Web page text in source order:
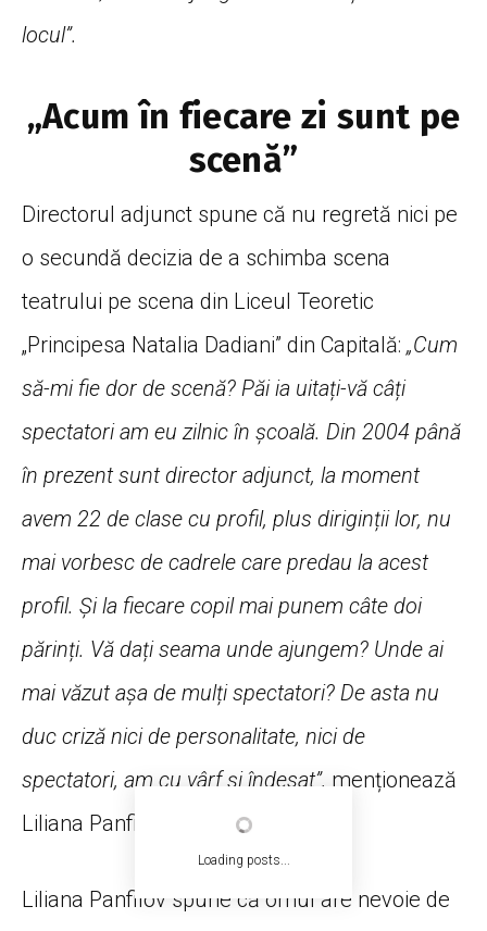
Loading posts...
locul”.
„Acum în fiecare zi sunt pe
scenă”
Directorul adjunct spune că nu regretă nici pe
o secundă decizia de a schimba scena
teatrului pe scena din Liceul Teoretic
„Principesa Natalia Dadiani” din Capitală: „Cum
să-mi fie dor de scenă? Păi ia uitați-vă câți
spectatori am eu zilnic în școală. Din 2004 până
în prezent sunt director adjunct, la moment
avem 22 de clase cu profil, plus diriginții lor, nu
mai vorbesc de cadrele care predau la acest
profil. Și la fiecare copil mai punem câte doi
părinți. Vă dați seama unde ajungem? Unde ai
mai văzut așa de mulți spectatori? De asta nu
duc criză nici de personalitate, nici de
spectatori, am cu vârf și îndesat”, menționează
Liliana Panfilov.
Liliana Panfilov spune că omul are nevoie de